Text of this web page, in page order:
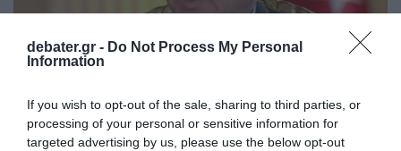
debater.gr - Do Not Process My Personal
Information
If you wish to opt-out of the sale, sharing to third parties, or
processing of your personal or sensitive information for
targeted advertising by us, please use the below opt-out
ΔΙΕΘΝΗ